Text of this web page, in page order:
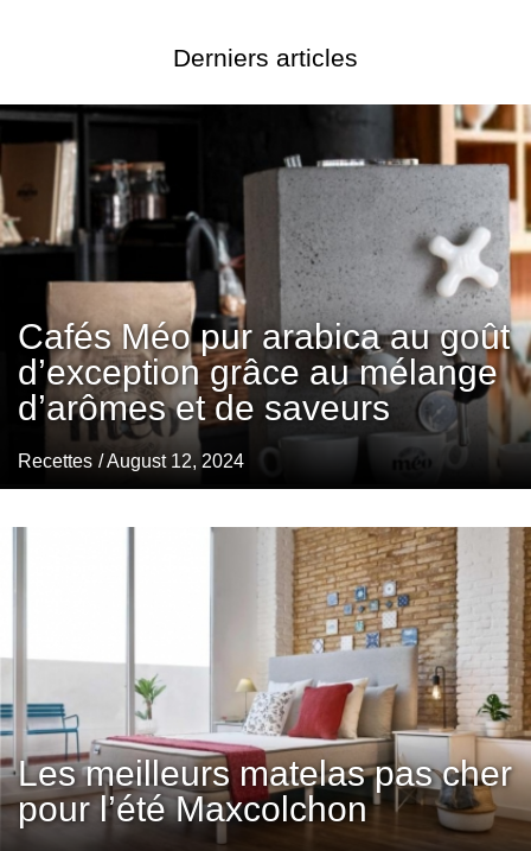
Derniers articles
Cafés Méo pur arabica au goût
d’exception grâce au mélange
d’arômes et de saveurs
Recettes / August 12, 2024
Les meilleurs matelas pas cher
pour l’été Maxcolchon